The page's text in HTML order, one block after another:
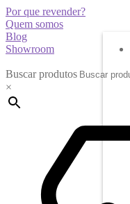
Por que revender?
Quem somos
Blog
Showroom
Buscar produtos
×